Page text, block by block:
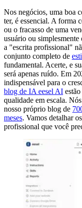
Nos negócios, uma boa
ter, é essencial. A forma
ou o fracasso de uma
usuário ou
a "escrita profissional"
conjunto completo de
fundamental. Acerte, e
será apenas ruído. Em
indispensável para o
blog de IA eesel AI
qualidade em escala.
nosso próprio blog de
meses. Vamos detalhar
profissional que você